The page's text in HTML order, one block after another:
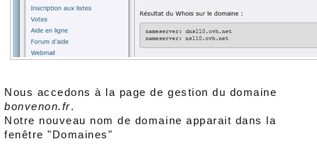
Nous accedons à la page de gestion du domaine
bonvenon.fr.
Notre nouveau nom de domaine apparait dans la
fenêtre "Domaines"